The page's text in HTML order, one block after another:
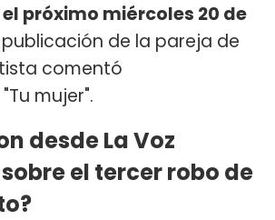
próximo miércoles 20 de
publicación de la pareja de
comentó
mujer".
desde La Voz
el tercer robo de